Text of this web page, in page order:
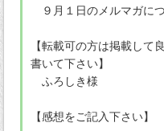
９月１日のメルマガに
【転載可の方は掲載して
書いて下さい】
ふろしき様
【感想をご記入下さい】